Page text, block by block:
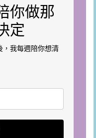
你做那
定
，我每週陪你想清